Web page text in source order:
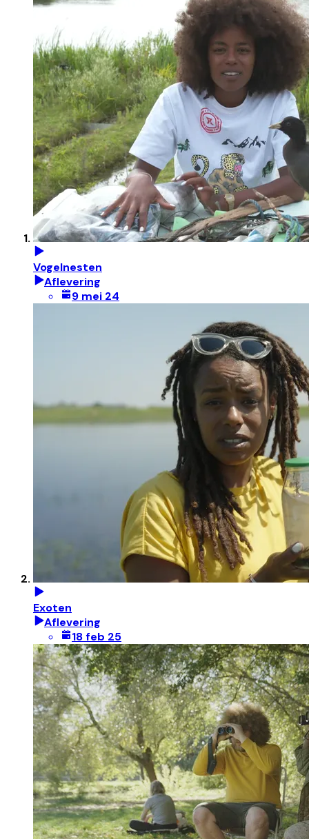
Vogelnesten
Aflevering
9 mei 24
Exoten
Aflevering
18 feb 25